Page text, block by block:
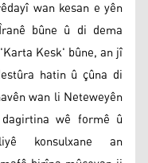
wan kesan e yên
bûne û di dema
Kesk' bûne, an jî
hatin û çûna di
wan li Neteweyên
wê formê û
konsulxane an